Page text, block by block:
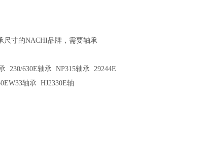
尺寸的NACHI品牌，需要轴承
230/630E轴承 NP315轴承 29244E
轴承 HJ2330E轴